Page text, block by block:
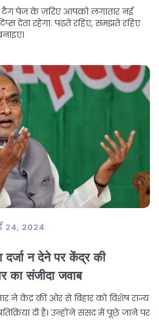
पेज के ज़रिए आपको लगातार नई
देता रहेगा. पढ़ते रहिए, समझते रहिए
24, 2024
दर्जा न देने पर केंद्र की
का संजीदा जवाब
ने केंद्र की ओर से बिहार को विशेष राज्य
दी है। उन्होंने संसद में पूछे जाने पर